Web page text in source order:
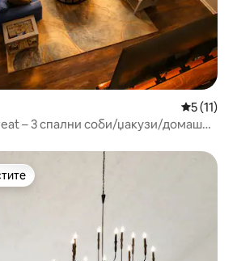
5 (11)
– 3 спални соби/џакузи/домашни
„Омилени на гостите“